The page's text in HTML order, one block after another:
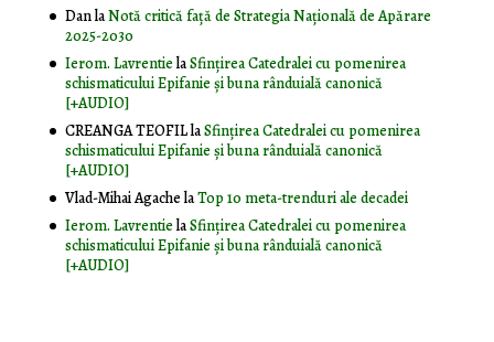
DanlaNotă critică faţă de Strategia Naţională de Apărare
2025-2030
Ierom. LavrentielaSfințirea Catedralei cu pomenirea
schismaticului Epifanie și buna rânduială canonică
[+AUDIO]
CREANGA TEOFILlaSfințirea Catedralei cu pomenirea
schismaticului Epifanie și buna rânduială canonică
[+AUDIO]
Vlad-Mihai AgachelaTop 10 meta-trenduri ale decadei
Ierom. LavrentielaSfințirea Catedralei cu pomenirea
schismaticului Epifanie și buna rânduială canonică
[+AUDIO]